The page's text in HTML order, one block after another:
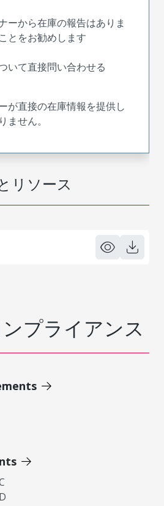
リソース
ーから在庫の報告はありま
とをお勧めします
いて直接問い合わせる
が直接の在庫情報を提供し
ません。
プライアンス